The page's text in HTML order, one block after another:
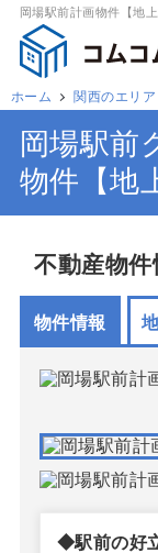
岡場駅前計画物件【地
ホーム 関西のエリア
岡場駅前
物件【地
不動産物件
物件情報
◆駅前の好